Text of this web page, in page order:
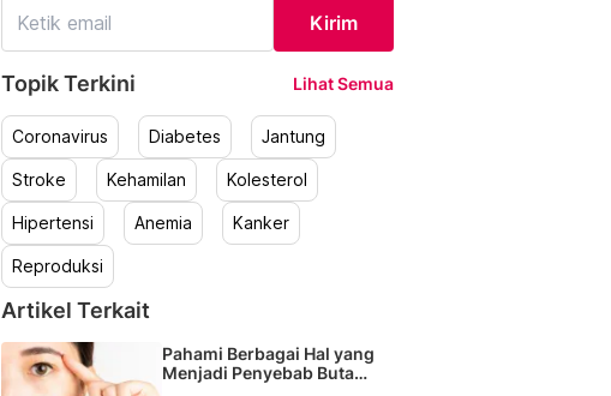
Kirim
Topik Terkini Lihat Semua
Coronavirus Diabetes Jantung
Stroke Kehamilan Kolesterol
Hipertensi Anemia Kanker
Reproduksi
Artikel Terkait
Pahami Berbagai Hal yang
Menjadi Penyebab Buta